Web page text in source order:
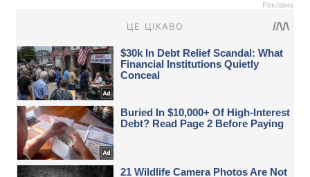
Реклама